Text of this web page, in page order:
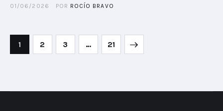
01/06/2026 POR ROCÍO BRAVO
1 2 3 … 21
>